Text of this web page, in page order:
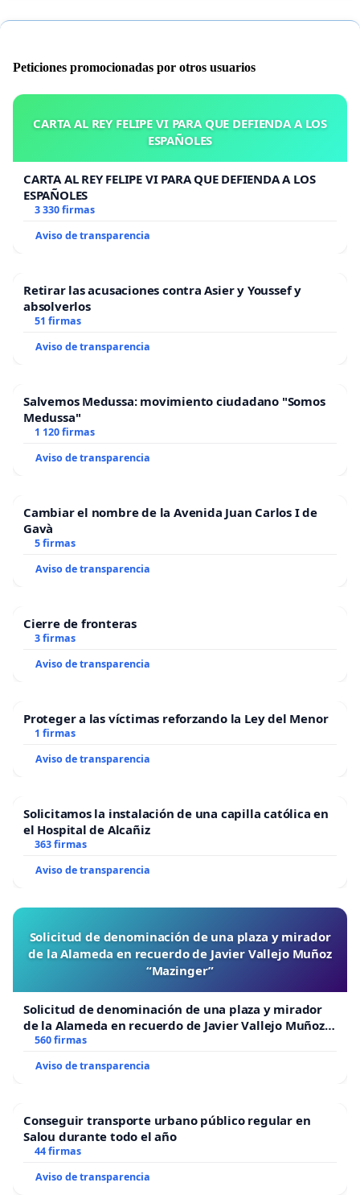
Peticiones promocionadas por otros usuarios
CARTA AL REY FELIPE VI PARA QUE DEFIENDA A LOS
ESPAÑOLES
CARTA AL REY FELIPE VI PARA QUE DEFIENDA A LOS
ESPAÑOLES
3 330 firmas
Aviso de transparencia
Retirar las acusaciones contra Asier y Youssef y
absolverlos
51 firmas
Aviso de transparencia
Salvemos Medussa: movimiento ciudadano "Somos
Medussa"
1 120 firmas
Aviso de transparencia
Cambiar el nombre de la Avenida Juan Carlos I de
Gavà
5 firmas
Aviso de transparencia
Cierre de fronteras
3 firmas
Aviso de transparencia
Proteger a las víctimas reforzando la Ley del Menor
1 firmas
Aviso de transparencia
Solicitamos la instalación de una capilla católica en
el Hospital de Alcañiz
363 firmas
Aviso de transparencia
Solicitud de denominación de una plaza y mirador
de la Alameda en recuerdo de Javier Vallejo Muñoz
“Mazinger”
Solicitud de denominación de una plaza y mirador
de la Alameda en recuerdo de Javier Vallejo Muñoz
“Mazinger”
560 firmas
Aviso de transparencia
Conseguir transporte urbano público regular en
Salou durante todo el año
44 firmas
Aviso de transparencia